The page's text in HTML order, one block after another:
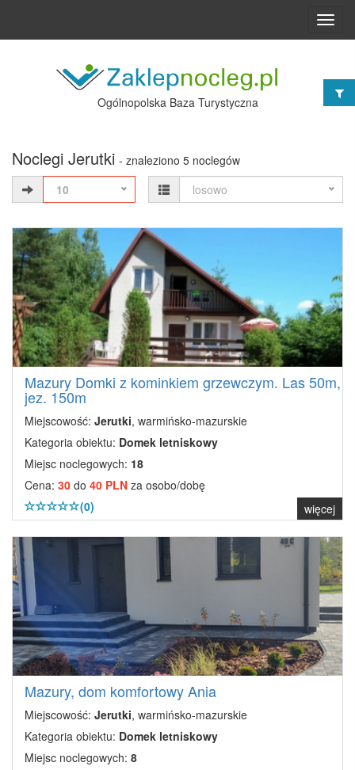
Ogólnopolska Baza Turystyczna
Noclegi Jerutki - znaleziono 5 noclegów
10
losowo
Mazury Domki z kominkiem grzewczym. Las 50m,
jez. 150m
Miejscowość: Jerutki, warmińsko-mazurskie
Kategoria obiektu: Domek letniskowy
Miejsc noclegowych: 18
Cena: 30 do 40 PLN za osobo/dobę
(0)
więcej
Mazury, dom komfortowy Ania
Miejscowość: Jerutki, warmińsko-mazurskie
Kategoria obiektu: Domek letniskowy
Miejsc noclegowych: 8